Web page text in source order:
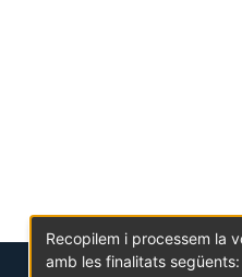
Recopilem i processem la
amb les finalitats següents: